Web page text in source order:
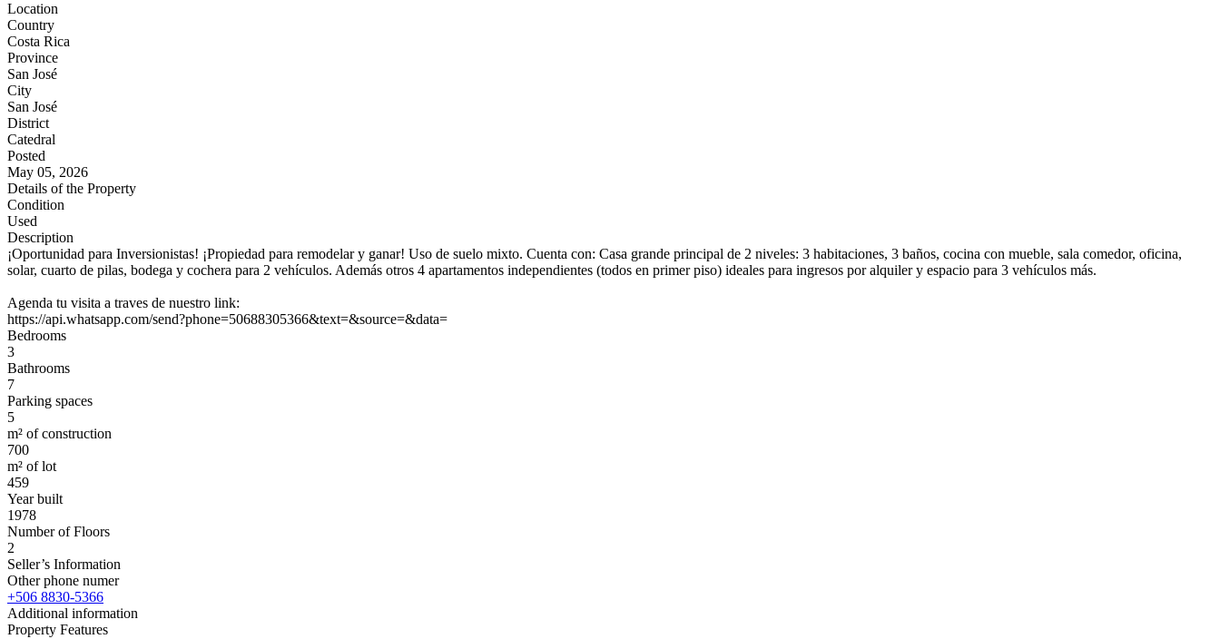
Location
Country
Costa Rica
Province
San José
City
San José
District
Catedral
Posted
May 05, 2026
Details of the Property
Condition
Used
Description
¡Oportunidad para Inversionistas! ¡Propiedad para remodelar y ganar! Uso de suelo mixto. Cuenta con: Casa grande principal de 2 niveles: 3 habitaciones, 3 baños, cocina con mueble, sala comedor, oficina,
solar, cuarto de pilas, bodega y cochera para 2 vehículos. Además otros 4 apartamentos independientes (todos en primer piso) ideales para ingresos por alquiler y espacio para 3 vehículos más.
Agenda tu visita a traves de nuestro link:
https://api.whatsapp.com/send?phone=50688305366&text=&source=&data=
Bedrooms
3
Bathrooms
7
Parking spaces
5
m² of construction
700
m² of lot
459
Year built
1978
Number of Floors
2
Seller’s Information
Other phone numer
+506 8830-5366
Additional information
Property Features